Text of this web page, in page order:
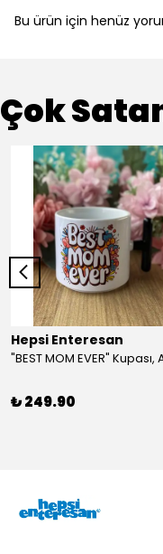
Bu ürün için henüz
Çok
Hepsi Enteresan
₺ 249.90